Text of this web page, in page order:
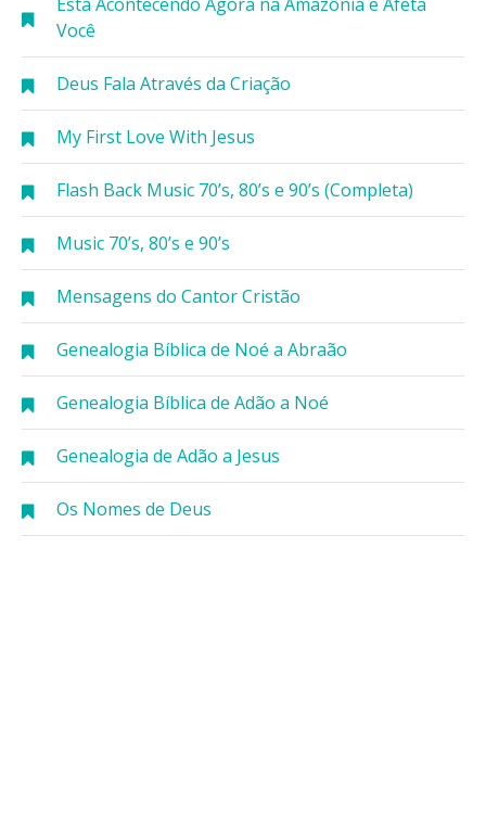
Está Acontecendo Agora na Amazônia e Afeta
Você
Deus Fala Através da Criação
My First Love With Jesus
Flash Back Music 70’s, 80’s e 90’s (Completa)
Music 70’s, 80’s e 90’s
Mensagens do Cantor Cristão
Genealogia Bíblica de Noé a Abraão
Genealogia Bíblica de Adão a Noé
Genealogia de Adão a Jesus
Os Nomes de Deus